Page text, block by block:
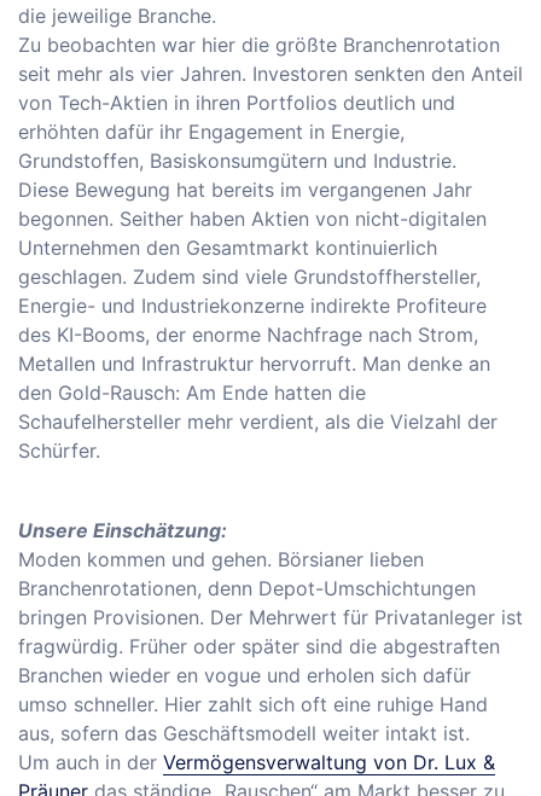
die jeweilige Branche.
Zu beobachten war hier die größte Branchenrotation
seit mehr als vier Jahren. Investoren senkten den Anteil
von Tech-Aktien in ihren Portfolios deutlich und
erhöhten dafür ihr Engagement in Energie,
Grundstoffen, Basiskonsumgütern und Industrie.
Diese Bewegung hat bereits im vergangenen Jahr
begonnen. Seither haben Aktien von nicht-digitalen
Unternehmen den Gesamtmarkt kontinuierlich
geschlagen. Zudem sind viele Grundstoffhersteller,
Energie- und Industriekonzerne indirekte Profiteure
des KI-Booms, der enorme Nachfrage nach Strom,
Metallen und Infrastruktur hervorruft. Man denke an
den Gold-Rausch: Am Ende hatten die
Schaufelhersteller mehr verdient, als die Vielzahl der
Schürfer.
Unsere Einschätzung:
Moden kommen und gehen. Börsianer lieben
Branchenrotationen, denn Depot-Umschichtungen
bringen Provisionen. Der Mehrwert für Privatanleger ist
fragwürdig. Früher oder später sind die abgestraften
Branchen wieder en vogue und erholen sich dafür
umso schneller. Hier zahlt sich oft eine ruhige Hand
aus, sofern das Geschäftsmodell weiter intakt ist.
Um auch in der Vermögensverwaltung von Dr. Lux &
Präuner das ständige „Rauschen“ am Markt besser zu